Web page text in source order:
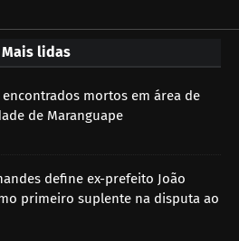
Mais lidas
mortos em área de
de Maranguape
define ex-prefeito João
primeiro suplente na disputa ao